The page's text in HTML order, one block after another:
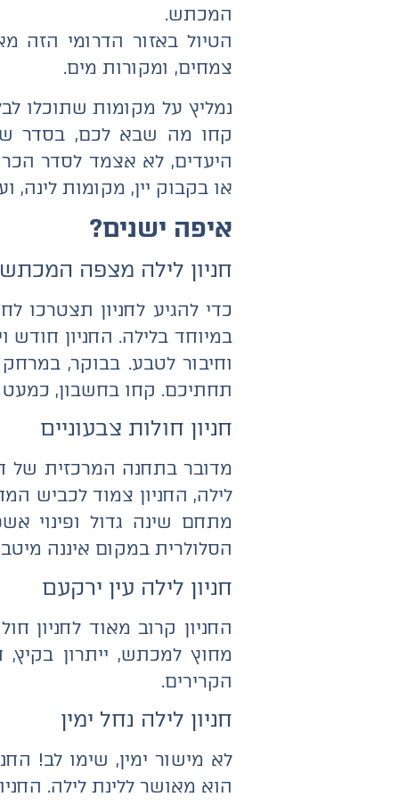
המכתש.
הטיול באזור הדרומי הזה
צמחים, ומקורות מים.
נמליץ על מקומות שתוכלו
קחו מה שבא לכם, בסדר
היעדים, לא אצמד לסדר
או בקבוק יין, מקומות לינה,
איפה ישנים?
חניון לילה מצפה
כדי להגיע לחניון תצטרכו
במיוחד בלילה. החניון
תחתיכם. קחו בחשבון, כמעט
חניון חולות צבעוניים
מדובר בתחנה המרכזית של
לילה, החניון צמוד לכביש
מתחם שינה גדול ופינוי
הסלולרית במקום איננה
חניון לילה עין ירקעם
החניון קרוב מאוד לחניון
מחוץ למכתש, ייתרון
הקרירים.
חניון לילה נחל ימין
לא מישור ימין, שימו לב!
הוא מאושר ללינת לילה.